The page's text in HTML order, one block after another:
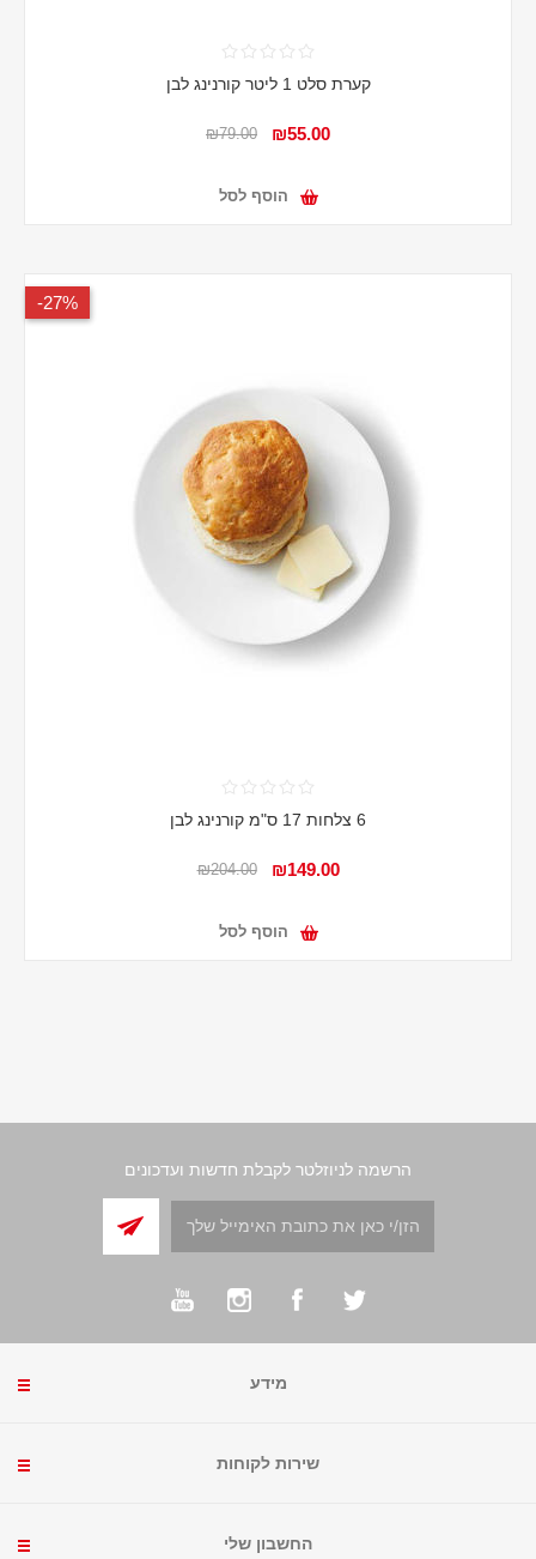
קערת סלט 1 ליטר קורנינג לבן
₪55.00
₪79.00
הוסף לסל
27%-
6 צלחות 17 ס"מ קורנינג לבן
₪149.00
₪204.00
הוסף לסל
הרשמה לניוזלטר לקבלת חדשות ועדכונים
מידע
שירות לקוחות
החשבון שלי